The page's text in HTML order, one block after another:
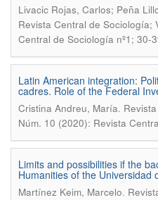
Livacic Rojas, Carlos; Peña
Revista Central de Sociología;
Central de Sociología nº1; 30-
Latin American integration:
cadres. Role of the Federal
Cristina Andreu, María.
Núm. 10 (2020): Revista
Limits and possibilities if the
Humanities of the Universidad
Martínez Keim, Marcelo.